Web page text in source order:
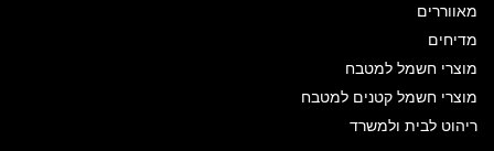
מאווררים
מדיחים
מוצרי חשמל למטבח
מוצרי חשמל קטנים למטבח
ריהוט לבית ולמשרד